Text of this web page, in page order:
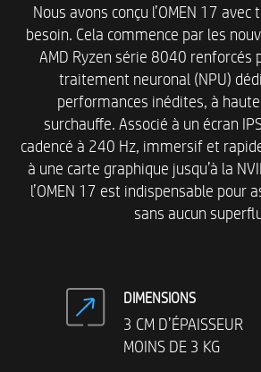
Nous avons conçu l’OMEN 17
besoin. Cela commence par les
AMD Ryzen série 8040 renforcés
traitement neuronal (NPU)
performances inédites, à
surchauffe. Associé à un écran
cadencé à 240 Hz, immersif et
à une carte graphique jusqu’à la
l’OMEN 17 est indispensable pour
sans aucun
DIMENSIONS
3 CM D’ÉPAISSEUR
MOINS DE 3 KG